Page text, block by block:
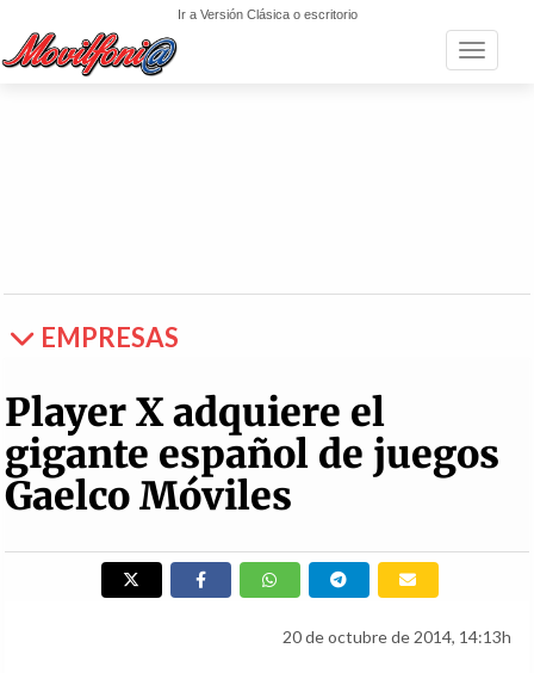
Ir a Versión Clásica o escritorio
Toggle
EMPRESAS
Player X adquiere el
gigante español de juegos
Gaelco Móviles
20 de octubre de 2014, 14:13h